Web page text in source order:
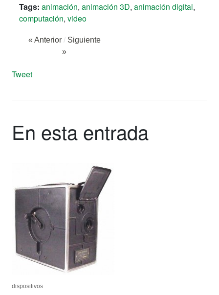
Tags: animación, animación 3D, animación digital,
computación, video
« Anterior / Siguiente
»
Tweet
En esta entrada
dispositivos
dispositivos